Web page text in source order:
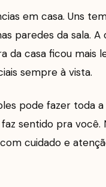
em casa. Uns
paredes da sala. A
da casa ficou mais
sempre à vista.
pode fazer toda
sentido pra você.
cuidado e